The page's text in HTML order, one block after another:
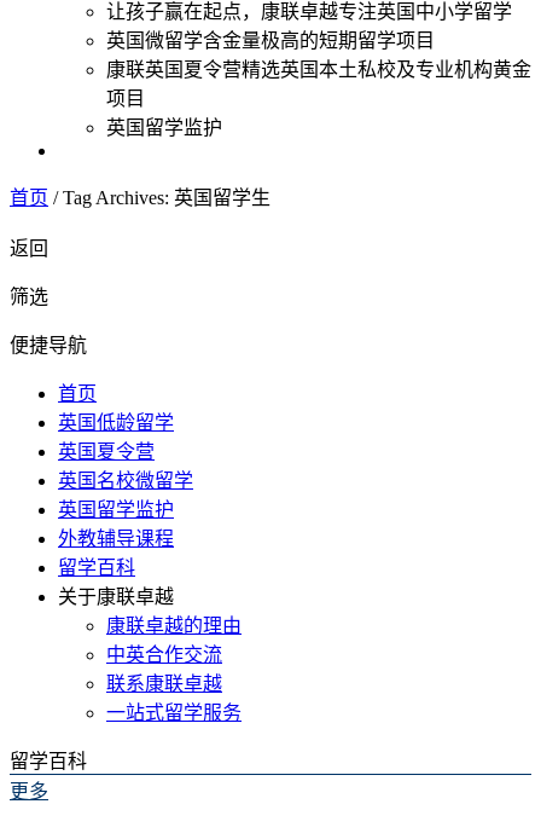
让孩子赢在起点，康联卓越专注英国中小学留学
英国微留学含金量极高的短期留学项目
康联英国夏令营精选英国本土私校及专业机构黄金
项目
英国留学监护
首页 /Tag Archives: 英国留学生
返回
筛选
便捷导航
首页
英国低龄留学
英国夏令营
英国名校微留学
英国留学监护
外教辅导课程
留学百科
关于康联卓越
康联卓越的理由
中英合作交流
联系康联卓越
一站式留学服务
留学百科
更多